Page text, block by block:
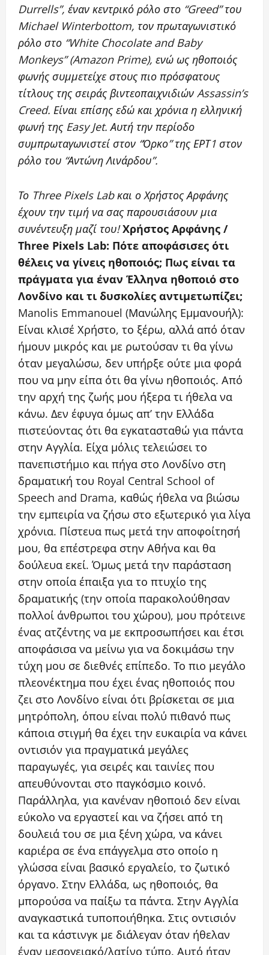
Durrells”, έναν κεντρικό ρόλο στο “Greed” του
Michael Winterbottom, τον πρωταγωνιστικό
ρόλο στο “White Chocolate and Baby
Monkeys” (Amazon Prime), ενώ ως ηθοποιός
φωνής συμμετείχε στους πιο πρόσφατους
τίτλους της σειράς βιντεοπαιχνιδιών Assassin’s
Creed. Είναι επίσης εδώ και χρόνια η ελληνική
φωνή της Easy Jet. Αυτή την περίοδο
συμπρωταγωνιστεί στον “Όρκο” της ΕΡΤ1 στον
ρόλο του “Αντώνη Λινάρδου”.
Το Three Pixels Lab και ο Χρήστος Αρφάνης
έχουν την τιμή να σας παρουσιάσουν μια
συνέντευξη μαζί του! Χρήστος Αρφάνης /
Three Pixels Lab: Πότε αποφάσισες ότι
θέλεις να γίνεις ηθοποιός; Πως είναι τα
πράγματα για έναν Έλληνα ηθοποιό στο
Λονδίνο και τι δυσκολίες αντιμετωπίζει;
Manolis Emmanouel (Μανώλης Εμμανουήλ):
Είναι κλισέ Χρήστο, το ξέρω, αλλά από όταν
ήμουν μικρός και με ρωτούσαν τι θα γίνω
όταν μεγαλώσω, δεν υπήρξε ούτε μια φορά
που να μην είπα ότι θα γίνω ηθοποιός. Από
την αρχή της ζωής μου ήξερα τι ήθελα να
κάνω. Δεν έφυγα όμως απ’ την Ελλάδα
πιστεύοντας ότι θα εγκατασταθώ για πάντα
στην Αγγλία. Είχα μόλις τελειώσει το
πανεπιστήμιο και πήγα στο Λονδίνο στη
δραματική του Royal Central School of
Speech and Drama, καθώς ήθελα να βιώσω
την εμπειρία να ζήσω στο εξωτερικό για λίγα
χρόνια. Πίστευα πως μετά την αποφοίτησή
μου, θα επέστρεφα στην Αθήνα και θα
δούλευα εκεί. Όμως μετά την παράσταση
στην οποία έπαιξα για το πτυχίο της
δραματικής (την οποία παρακολούθησαν
πολλοί άνθρωποι του χώρου), μου πρότεινε
ένας ατζέντης να με εκπροσωπήσει και έτσι
αποφάσισα να μείνω για να δοκιμάσω την
τύχη μου σε διεθνές επίπεδο. Το πιο μεγάλο
πλεονέκτημα που έχει ένας ηθοποιός που
ζει στο Λονδίνο είναι ότι βρίσκεται σε μια
μητρόπολη, όπου είναι πολύ πιθανό πως
κάποια στιγμή θα έχει την ευκαιρία να κάνει
οντισιόν για πραγματικά μεγάλες
παραγωγές, για σειρές και ταινίες που
απευθύνονται στο παγκόσμιο κοινό.
Παράλληλα, για κανέναν ηθοποιό δεν είναι
εύκολο να εργαστεί και να ζήσει από τη
δουλειά του σε μια ξένη χώρα, να κάνει
καριέρα σε ένα επάγγελμα στο οποίο η
γλώσσα είναι βασικό εργαλείο, το ζωτικό
όργανο. Στην Ελλάδα, ως ηθοποιός, θα
μπορούσα να παίξω τα πάντα. Στην Αγγλία
αναγκαστικά τυποποιήθηκα. Στις οντισιόν
και τα κάστινγκ με διάλεγαν όταν ήθελαν
έναν μεσογειακό/λατίνο τύπο. Αυτό ήταν